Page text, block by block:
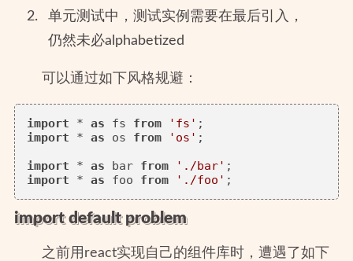
单元测试中，测试实例需要在最后引入，
仍然未必alphabetized
可以通过如下风格规避：
import * as fs from 'fs'
import * as os from 'os' ;
import * as bar from './bar'
import * as foo from './foo'
import default problem
之前用react实现自己的组件库时，遭遇了如下